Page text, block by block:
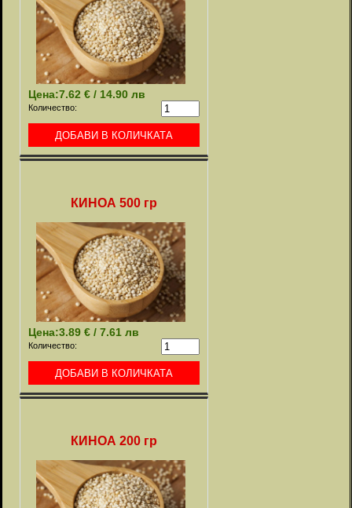
Цена:7.62 € / 14.90 лв
Количество:
КИНОА 500 гр
Цена:3.89 € / 7.61 лв
Количество:
КИНОА 200 гр